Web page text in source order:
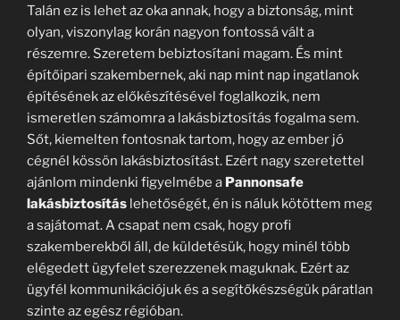
Talán ez is lehet az oka annak, hogy a biztonság, mint
olyan, viszonylag korán nagyon fontossá vált a
részemre. Szeretem bebiztosítani magam. És mint
építőipari szakembernek, aki nap mint nap ingatlanok
építésének az előkészítésével foglalkozik, nem
ismeretlen számomra a lakásbiztosítás fogalma sem.
Sőt, kiemelten fontosnak tartom, hogy az ember jó
cégnél kössön lakásbiztosítást. Ezért nagy szeretettel
ajánlom mindenki figyelmébe a Pannonsafe
lakásbiztosítás lehetőségét, én is náluk kötöttem meg
a sajátomat. A csapat nem csak, hogy profi
szakemberekből áll, de küldetésük, hogy minél több
elégedett ügyfelet szerezzenek maguknak. Ezért az
ügyfél kommunikációjuk és a segítőkészségük páratlan
szinte az egész régióban.